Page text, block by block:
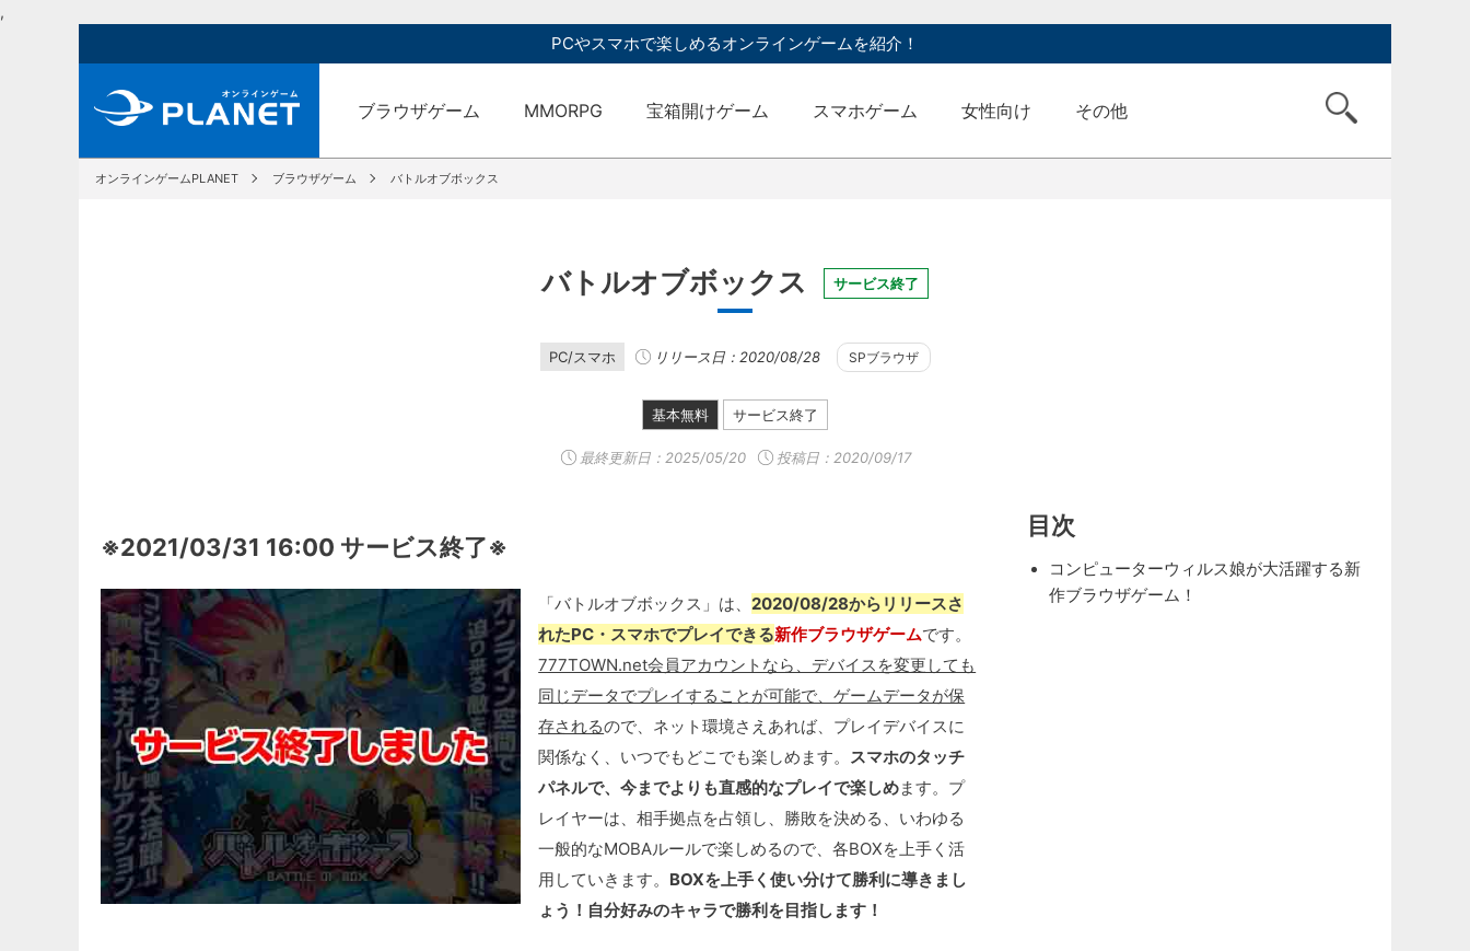
,
PCやスマホで楽しめるオンラインゲームを紹介！
ブラウザゲーム MMORPG 宝箱開けゲーム スマホゲーム 女性向け その他
オンラインゲームPLANET ブラウザゲーム バトルオブボックス
バトルオブボックス サービス終了
PC/スマホ リリース日：2020/08/28 SPブラウザ
基本無料 サービス終了
最終更新日： 2025/05/20 投稿日：2020/09/17
※2021/03/31 16:00 サービス終了※
「バトルオブボックス」は、2020/08/28からリリースさ
れたPC・スマホでプレイできる新作ブラウザゲームです。
777TOWN.net会員アカウントなら、デバイスを変更しても
同じデータでプレイすることが可能で、ゲームデータが保
存されるので、ネット環境さえあれば、プレイデバイスに
関係なく、いつでもどこでも楽しめます。 スマホのタッチ
パネルで、今までよりも直感的なプレイで楽しめます。プ
レイヤーは、相手拠点を占領し、勝敗を決める、いわゆる
一般的なMOBAルールで楽しめるので、各BOXを上手く活
用していきます。 BOXを上手く使い分けて勝利に導きまし
ょう！自分好みのキャラで勝利を目指します！
目次
コンピューターウィルス娘が大活躍する新
作ブラウザゲーム！